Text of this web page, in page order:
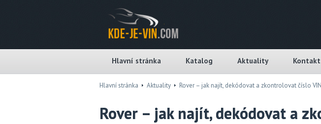
Hlavní stránka Katalog Aktuality Kontakt
Hlavní stránka Aktuality Rover – jak najít, dekódovat a zkontrolovat číslo
Rover – jak najít, dekódovat a